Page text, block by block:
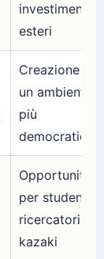
investimenti
esteri
Creazione di
un ambiente
più
democratico
Opportunità
per studenti e
ricercatori
kazaki